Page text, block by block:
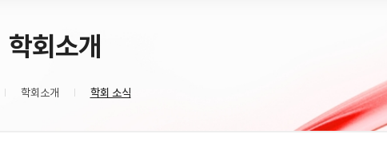
자료실
비만, 체중조절, 다이어트
학회소개
학회소개 학회 소식